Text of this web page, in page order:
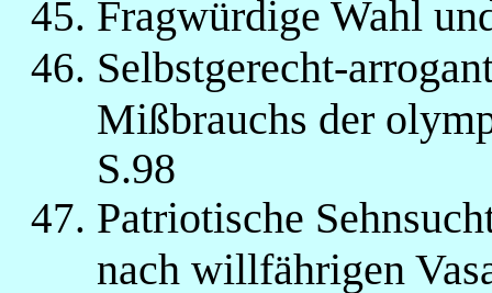
Fragwürdige Wahl
Selbstgerecht-
Mißbrauchs der
S.98
Patriotische
nach willfährigen